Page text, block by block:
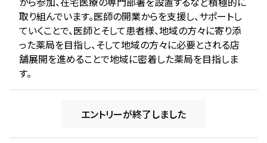
取り組んでいます。医師の開業からを支援し、サポートし
ていくことで、医師とそして患者様、地域の方々に寄り添
った薬局を目指し、そして地域の方々に必要とされる店
舗展開を進めることで地域に密着した薬局を目指しま
す。
エントリーが終了しました